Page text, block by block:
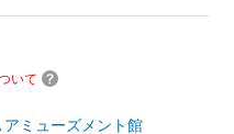
いて
アミューズメント館